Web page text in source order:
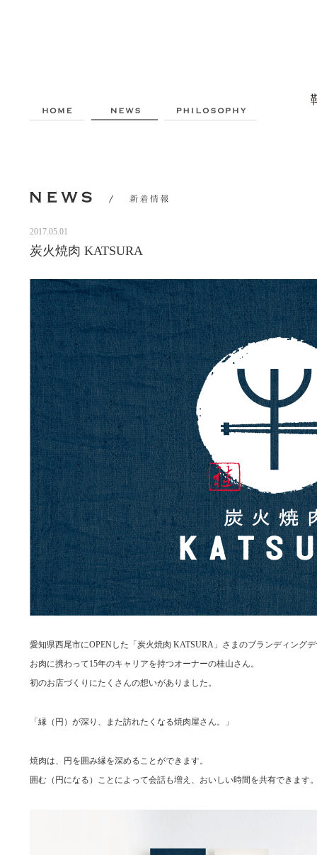
2017.05.01
炭火焼肉 KATSURA
愛知県西尾市にOPENした「炭火焼肉 KATSURA」さまのブランディング
お肉に携わって15年のキャリアを持つオーナーの桂山さん。
初のお店づくりにたくさんの想いがありました。
「縁（円）が深り、また訪れたくなる焼肉屋さん。」
焼肉は、円を囲み縁を深めることができます。
囲む（円になる）ことによって会話も増え、おいしい時間を共有できます